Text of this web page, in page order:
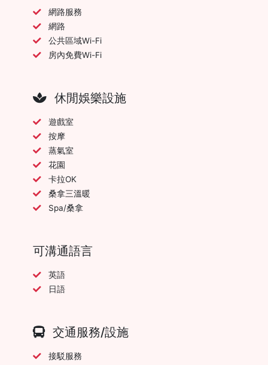
網路服務
網路
公共區域Wi-Fi
房內免費Wi-Fi
休閒娛樂設施
遊戲室
按摩
蒸氣室
花園
卡拉OK
桑拿三溫暖
Spa/桑拿
可溝通語言
英語
日語
交通服務/設施
接駁服務